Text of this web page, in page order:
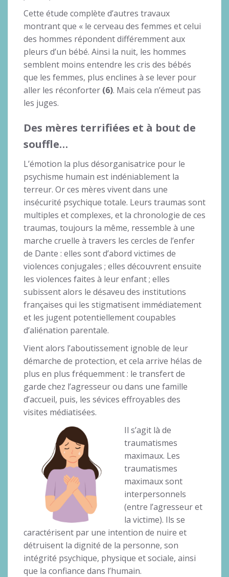
Cette étude complète d’autres travaux
montrant que « le cerveau des femmes et celui
des hommes répondent différemment aux
pleurs d’un bébé. Ainsi la nuit, les hommes
semblent moins entendre les cris des bébés
que les femmes, plus enclines à se lever pour
aller les réconforter (6). Mais cela n’émeut pas
les juges.
Des mères terrifiées et à bout de
souffle…
L’émotion la plus désorganisatrice pour le
psychisme humain est indéniablement la
terreur. Or ces mères vivent dans une
insécurité psychique totale. Leurs traumas sont
multiples et complexes, et la chronologie de ces
traumas, toujours la même, ressemble à une
marche cruelle à travers les cercles de l’enfer
de Dante : elles sont d’abord victimes de
violences conjugales ; elles découvrent ensuite
les violences faites à leur enfant ; elles
subissent alors le désaveu des institutions
françaises qui les stigmatisent immédiatement
et les jugent potentiellement coupables
d’aliénation parentale.
Vient alors l’aboutissement ignoble de leur
démarche de protection, et cela arrive hélas de
plus en plus fréquemment : le transfert de
garde chez l’agresseur ou dans une famille
d’accueil, puis, les sévices effroyables des
visites médiatisées.
Il s’agit là de
traumatismes
maximaux. Les
traumatismes
maximaux sont
interpersonnels
(entre l’agresseur et
la victime). Ils se
caractérisent par une intention de nuire et
détruisent la dignité de la personne, son
intégrité psychique, physique et sociale, ainsi
que la confiance dans l’humain.